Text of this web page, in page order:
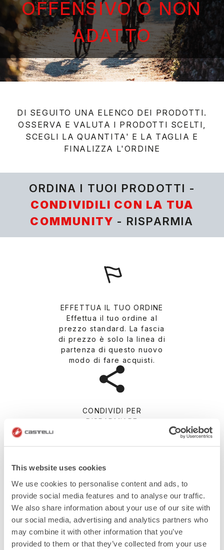
This website uses cookies
We use cookies to personalise content and ads, to
provide social media features and to analyse our traffic.
We also share information about your use of our site with
our social media, advertising and analytics partners who
may combine it with other information that you’ve
provided to them or that they’ve collected from your use
OFFENSIVO O NON
ADATTO
DI SEGUITO UNA ELENCO DEI PRODOTTI.
OSSERVA E VALUTA I PRODOTTI SCELTI,
SCEGLI LA QUANTITA' E LA TAGLIA E
FINALIZZA L'ORDINE
ORDINA I TUOI PRODOTTI -
CONDIVIDILI CON LA TUA
COMMUNITY - RISPARMIA
EFFETTUA IL TUO ORDINE
Effettua il tuo ordine al
prezzo standard. La fascia
di prezzo è solo la linea di
partenza di questo nuovo
modo di fare acquisti.
CONDIVIDI PER
RISPARMIARE
quando tutti ordinano. Siete
insieme!
IL MIGLIOR PREZZO
Alla scadenza del negozio